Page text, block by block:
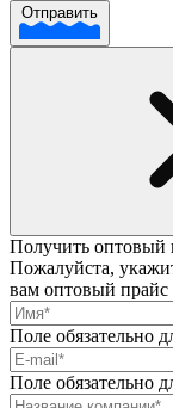
Отправить
Получить оптовый
Пожалуйста,
вам оптовый прайс
Поле обязательно
Поле обязательно